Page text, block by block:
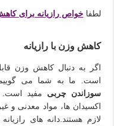
لطفاخواص رازیانه برای
کاهش وزن با رازیانه
اگر به دنبال کاهش وزن
است. ما به شما می گوییم
سوزاندن چربی مفید است.
اکسیدان ها، مواد معدنی
لازم هستند.دانه های